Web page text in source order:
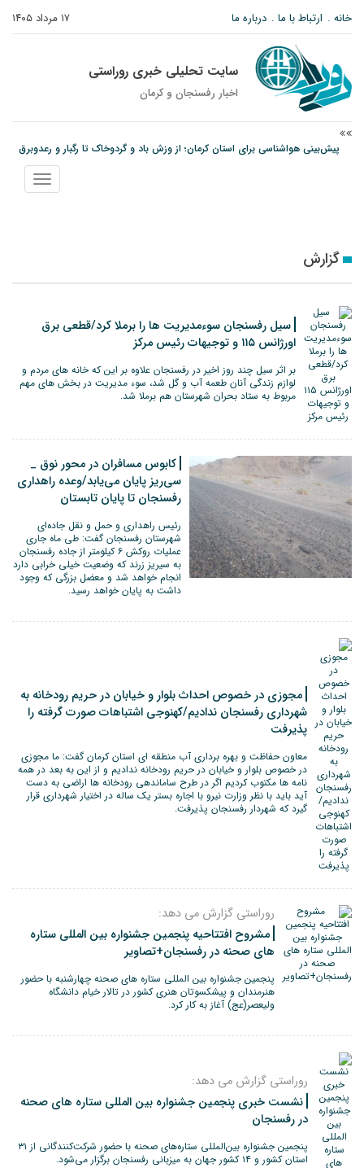
۱۷ مرداد ۱۴۰۵ خانه ارتباط با ما درباره ما
سایت تحلیلی خبری روراستی
اخبار رفسنجان و كرمان
مس رفسنجان در انتظار رأی CAS؛ آغاز تمرینات از هفته آینده
پیام رئیس کل دادگستری استان کرمان به مناسبت ۱۷ مردادماه سالروز شهادت شهید
نمایش
منو
گزارش
سیل رفسنجان سوءمدیریت ها را برملا کرد/قطعی برق
اورژانس ۱۱۵ و توجیهات رئیس مرکز
بر اثر سیل چند روز اخیر در رفسنجان علاوه بر این که خانه های مردم و
لوازم زندگی آنان طعمه آب و گل شد، سوء مدیریت در بخش های مهم
مربوط به ستاد بحران شهرستان هم برملا شد.
کابوس مسافران در محور نوق _
سی‌ریز پایان می‌یابد/وعده راهداری
رفسنجان تا پایان تابستان
رئیس راهداری و حمل و نقل جاده‌ای
شهرستان رفسنجان گفت: طی ماه جاری
عملیات روکش ۶ کیلومتر از جاده رفسنجان
به سیریز زرند که وضعیت خیلی خرابی دارد
انجام خواهد شد و معضل بزرگی که وجود
داشت به پایان خواهد رسید.
مجوزی در خصوص احداث بلوار و خیابان در حریم رودخانه به
شهرداری رفسنجان ندادیم/کهنوجی اشتباهات صورت گرفته را
پذیرفت
معاون حفاظت و بهره برداری آب منطقه ای استان کرمان گفت: ما مجوزی
در خصوص بلوار و خیابان در حریم رودخانه ندادیم و از این به بعد در همه
نامه ها مکتوب کردیم اگر در طرح ساماندهی رودخانه ها اراضی به دست
آید باید با نظر وزارت نیرو با اجاره بستر یک ساله در اختیار شهرداری قرار
گیرد که شهردار رفسنجان پذیرفت.
روراستی گزارش می دهد:
مشروح افتتاحیه پنجمین جشنواره بین المللی ستاره
های صحنه در رفسنجان+تصاویر
پنجمین جشنواره بین المللی ستاره های صحنه چهارشنبه با حضور
هنرمندان و پیشکسوتان هنری کشور در تالار خیام دانشگاه
ولیعصر(عج) آغاز به کار کرد.
روراستی گزارش می دهد:
نشست خبری پنجمین جشنواره بین المللی ستاره های صحنه
در رفسنجان
پنجمین جشنواره بین‌المللی ستاره‌های صحنه با حضور شرکت‌کنندگانی از ۳۱
استان کشور و ۱۴ کشور جهان به میزبانی رفسنجان برگزار می‌شود.